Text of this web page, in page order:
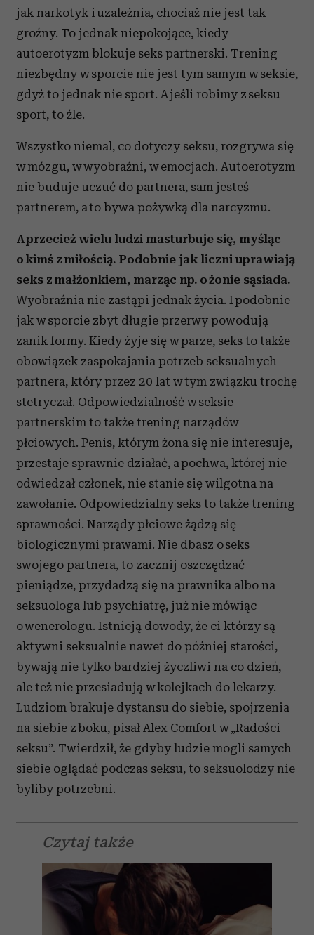
jak narkotyk i uzależnia, chociaż nie jest tak
groźny. To jednak niepokojące, kiedy
autoerotyzm blokuje seks partnerski. Trening
niezbędny w sporcie nie jest tym samym w seksie,
gdyż to jednak nie sport. A jeśli robimy z seksu
sport, to źle.
Wszystko niemal, co dotyczy seksu, rozgrywa się
w mózgu, w wyobraźni, w emocjach. Autoerotyzm
nie buduje uczuć do partnera, sam jesteś
partnerem, a to bywa pożywką dla narcyzmu.
A przecież wielu ludzi masturbuje się, myśląc
o kimś z miłością. Podobnie jak liczni uprawiają
seks z małżonkiem, marząc np. o żonie sąsiada.
Wyobraźnia nie zastąpi jednak życia. I podobnie
jak w sporcie zbyt długie przerwy powodują
zanik formy. Kiedy żyje się w parze, seks to także
obowiązek zaspokajania potrzeb seksualnych
partnera, który przez 20 lat w tym związku trochę
stetryczał. Odpowiedzialność w seksie
partnerskim to także trening narządów
płciowych. Penis, którym żona się nie interesuje,
przestaje sprawnie działać, a pochwa, której nie
odwiedzał członek, nie stanie się wilgotna na
zawołanie. Odpowiedzialny seks to także trening
sprawności. Narządy płciowe żądzą się
biologicznymi prawami. Nie dbasz o seks
swojego partnera, to zacznij oszczędzać
pieniądze, przydadzą się na prawnika albo na
seksuologa lub psychiatrę, już nie mówiąc
o wenerologu. Istnieją dowody, że ci którzy są
aktywni seksualnie nawet do później starości,
bywają nie tylko bardziej życzliwi na co dzień,
ale też nie przesiadują w kolejkach do lekarzy.
Ludziom brakuje dystansu do siebie, spojrzenia
na siebie z boku, pisał Alex Comfort w „Radości
seksu”. Twierdził, że gdyby ludzie mogli samych
siebie oglądać podczas seksu, to seksuolodzy nie
byliby potrzebni.
Czytaj także